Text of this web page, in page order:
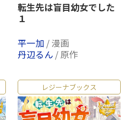
転生先は盲目幼女でした
１
平一加 / 漫画
丹辺るん/ 原作
レジーナブックス